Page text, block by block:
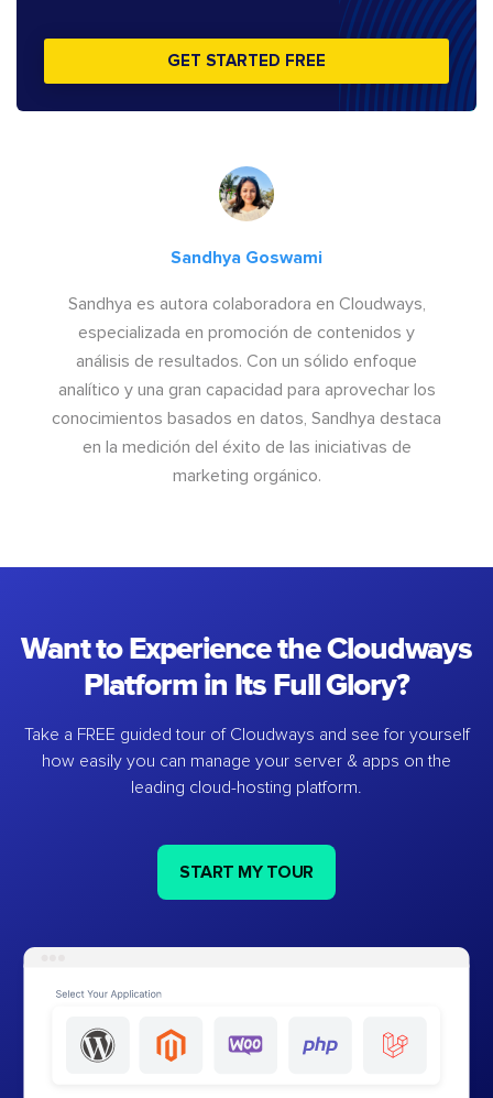
GET STARTED FREE
Sandhya Goswami
Sandhya es autora colaboradora en Cloudways,
especializada en promoción de contenidos y
análisis de resultados. Con un sólido enfoque
analítico y una gran capacidad para aprovechar los
conocimientos basados en datos, Sandhya destaca
en la medición del éxito de las iniciativas de
marketing orgánico.
Want to Experience the Cloudways
Platform in Its Full Glory?
Take a FREE guided tour of Cloudways and see for yourself
how easily you can manage your server & apps on the
leading cloud-hosting platform.
START MY TOUR